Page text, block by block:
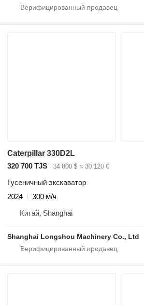
Caterpillar 330D2L
320 700 TJS
34 800 $ ≈ 30 120 €
Гусеничный экскаватор
2024
300 м/ч
Китай, Shanghai
Shanghai Longshou Machinery Co., Ltd